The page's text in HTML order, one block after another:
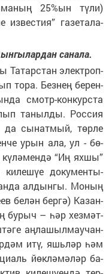
25%ын тү­ли)
из­вес­тия” га­зе­та­ла­
са­на­ла.
электроп­
то­ра. Без­нең бе­рен­
смотр-кон­кур­ста
та­ныл­ды. Рос­сия
да сы­нат­мый, төр­ле
урын ала, ул - бө­
“Иң ях­шы”
ки­ле­шүе до­ку­мен­ты­
ал­дын­гы. Мо­ның
бе­лән бер­гә) Ка­зан­
бу­рыч – һәр хез­мәт­
аң­ла­шыл­мау­чан­
итү, яшь­ләр һәм
йөк­лә­мә­ләр ба­